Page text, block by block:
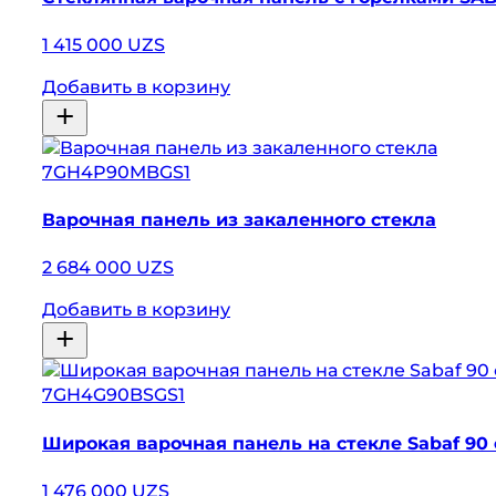
1 415 000 UZS
Добавить в корзину
7GH4P90MBGS1
Варочная панель из закаленного стекла
2 684 000 UZS
Добавить в корзину
7GH4G90BSGS1
Широкая варочная панель на стекле Sabaf 90
1 476 000 UZS